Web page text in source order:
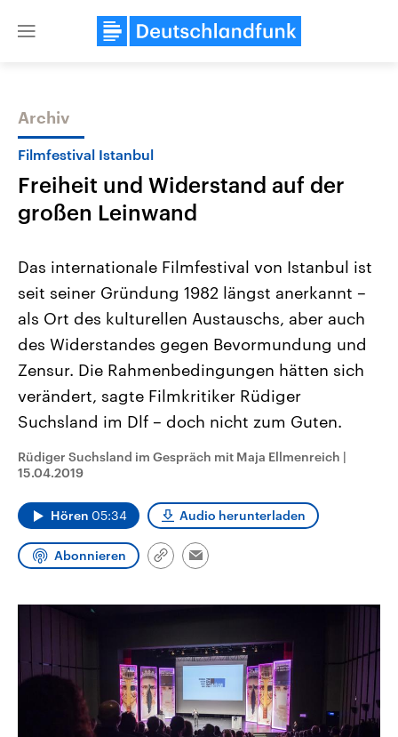
Close
Themen
USA
Aktuelle Beiträge, Analysen und
Hintergründe
Wirtschaftlich und militärisch
gehören die Vereinigten Staaten zu
den mächtigsten Ländern der Erde,
mit großem Einfluss auf das
aktuelle Weltgeschehen.
Nahostkonflikt
Aktuelle Lage und
Der Überfall der
Terrororganisation Hamas
Oktober 2023 auf Israel
Region wieder die Gewalt
Israel möchte die Hamas
Diese wird wie die
Libanon vom Iran
Sendungen Programm Podcasts
Archiv
Filmfestival Istanbul
Freiheit und Widerstand auf der
großen Leinwand
Das internationale Filmfestival von Istanbul ist
seit seiner Gründung 1982 längst anerkannt –
als Ort des kulturellen Austauschs, aber auch
des Widerstandes gegen Bevormundung und
Zensur. Die Rahmenbedingungen hätten sich
verändert, sagte Filmkritiker Rüdiger
Suchsland im Dlf – doch nicht zum Guten.
Rüdiger Suchsland im Gespräch mit Maja Ellmenreich |
15.04.2019
Hören 05:34 Audio herunterladen
Abonnieren
Link
Email